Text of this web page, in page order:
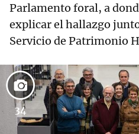
Parlamento foral, a
explicar el hallazgo
Servicio de Patrimonio
34